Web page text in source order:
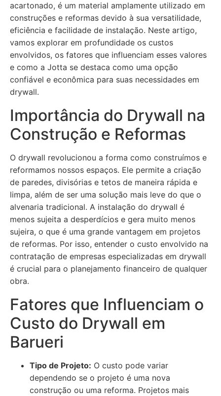
acartonado, é um material amplamente utilizado em
construções e reformas devido à sua versatilidade,
eficiência e facilidade de instalação. Neste artigo,
vamos explorar em profundidade os custos
envolvidos, os fatores que influenciam esses valores
e como a Jotta se destaca como uma opção
confiável e econômica para suas necessidades em
drywall.
Importância do Drywall na
Construção e Reformas
O drywall revolucionou a forma como construímos e
reformamos nossos espaços. Ele permite a criação
de paredes, divisórias e tetos de maneira rápida e
limpa, além de ser uma solução mais leve do que o
alvenaria tradicional. A instalação do drywall é
menos sujeita a desperdícios e gera muito menos
sujeira, o que é uma grande vantagem em projetos
de reformas. Por isso, entender o custo envolvido na
contratação de empresas especializadas em drywall
é crucial para o planejamento financeiro de qualquer
obra.
Fatores que Influenciam o
Custo do Drywall em
Barueri
Tipo de Projeto: O custo pode variar
dependendo se o projeto é uma nova
construção ou uma reforma. Projetos mais